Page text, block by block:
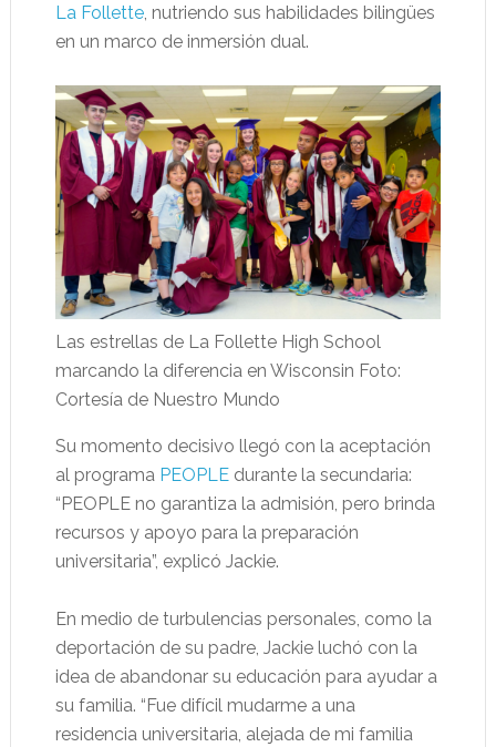
La Follette, nutriendo sus habilidades bilingües
en un marco de inmersión dual.
Las estrellas de La Follette High School
marcando la diferencia en Wisconsin Foto:
Cortesía de Nuestro Mundo
Su momento decisivo llegó con la aceptación
al programa PEOPLEdurante la secundaria:
“PEOPLE no garantiza la admisión, pero brinda
recursos y apoyo para la preparación
universitaria”, explicó Jackie.
En medio de turbulencias personales, como la
deportación de su padre, Jackie luchó con la
idea de abandonar su educación para ayudar a
su familia. “Fue difícil mudarme a una
residencia universitaria, alejada de mi familia